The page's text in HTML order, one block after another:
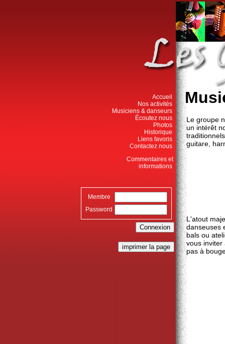
Accueil
Nos activités
Musiciens & danseurs
Écoutez nous
Photos
Historique
Liens favoris
Contactez nous
Commentaires et
informations
Membre
Password
Le groupe
un intérêt
guitare,
L'atout
danseuses
bals ou
vous inviter
pas à